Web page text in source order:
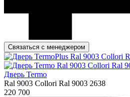
Связаться с менеджером
Дверь Termo
Ral 9003 Collori Ral 9003 2638
220 700